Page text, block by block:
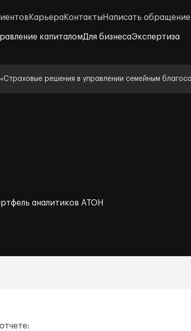
Карьера Контакты Написать обращение
капиталомДля бизнесаЭкспертиза
решения в управлении семейным
аналитиков АТОН